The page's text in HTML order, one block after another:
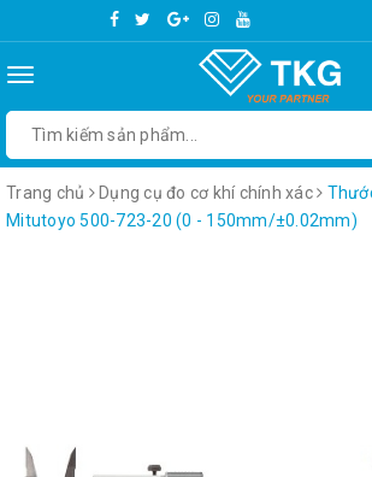
Toggle
Trang chủ Dụng cụ đo cơ khí chính xác
Mitutoyo 500-723-20 (0 - 150mm/±0.02mm)